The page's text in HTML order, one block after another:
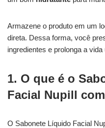
Armazene o produto em um
direta. Dessa forma, você
ingredientes e prolonga a vida
1. O que é o
Facial Nupill
O Sabonete Líquido Facial